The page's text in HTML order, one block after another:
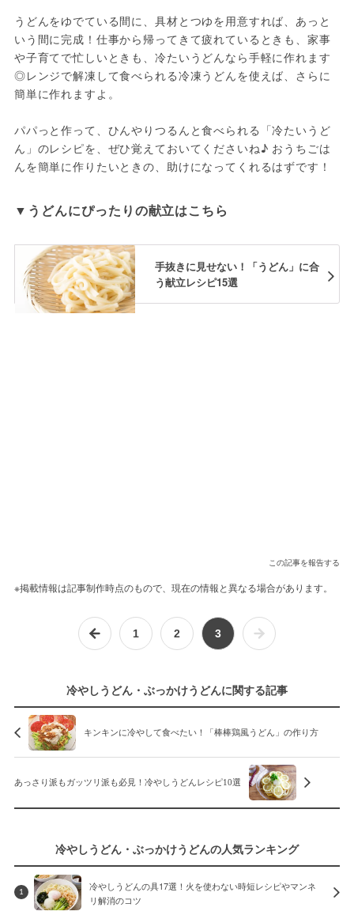
うどんをゆでている間に、具材とつゆを用意すれば、あっと
いう間に完成！仕事から帰ってきて疲れているときも、家事
や子育てで忙しいときも、冷たいうどんなら手軽に作れます
◎レンジで解凍して食べられる冷凍うどんを使えば、さらに
簡単に作れますよ。
パパっと作って、ひんやりつるんと食べられる「冷たいうど
ん」のレシピを、ぜひ覚えておいてくださいね♪ おうちごは
んを簡単に作りたいときの、助けになってくれるはずです！
▼うどんにぴったりの献立はこちら
手抜きに見せない！「うどん」に合
う献立レシピ15選
この記事を報告する
※掲載情報は記事制作時点のもので、現在の情報と異なる場合があります。
1 2 3
冷やしうどん・ぶっかけうどんに関する記事
キンキンに冷やして食べたい！「棒棒鶏風うどん」の作り方
あっさり派もガッツリ派も必見！冷やしうどんレシピ10選
冷やしうどん・ぶっかけうどんの人気ランキング
1
冷やしうどんの具17選！火を使わない時短レシピやマンネ
リ解消のコツ